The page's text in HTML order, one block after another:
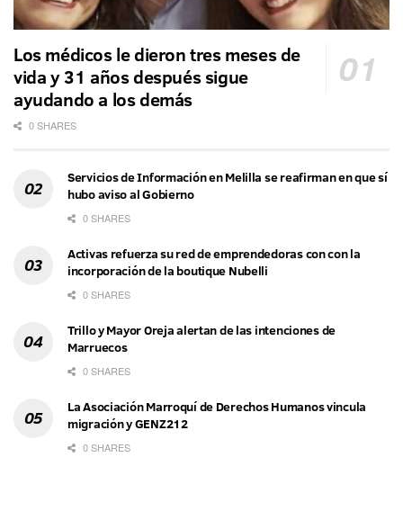
Los médicos le dieron tres meses de
vida y 31 años después sigue
ayudando a los demás
0 SHARES
Servicios de Información en Melilla se reafirman en que sí
hubo aviso al Gobierno
0 SHARES
Activas refuerza su red de emprendedoras con con la
incorporación de la boutique Nubelli
0 SHARES
Trillo y Mayor Oreja alertan de las intenciones de
Marruecos
0 SHARES
La Asociación Marroquí de Derechos Humanos vincula
migración y GENZ212
0 SHARES